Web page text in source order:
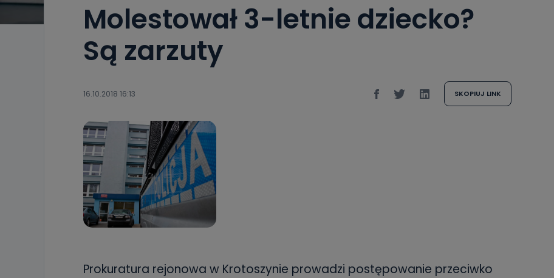
Molestował 3-letnie dziecko?
Są zarzuty
16.10.2018 16:13 SKOPIUJ LINK
Prokuratura rejonowa w Krotoszynie prowadzi postępowanie przeciwko